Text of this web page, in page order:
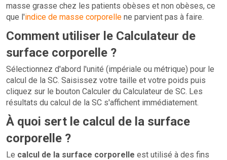
masse grasse chez les patients obèses et non obèses, ce
que l'indice de masse corporelle ne parvient pas à faire.
Comment utiliser le Calculateur de
surface corporelle ?
Sélectionnez d'abord l'unité (impériale ou métrique) pour le
calcul de la SC. Saisissez votre taille et votre poids puis
cliquez sur le bouton Calculer du Calculateur de SC. Les
résultats du calcul de la SC s'affichent immédiatement.
À quoi sert le calcul de la surface
corporelle ?
Le calcul de la surface corporelle est utilisé à des fins